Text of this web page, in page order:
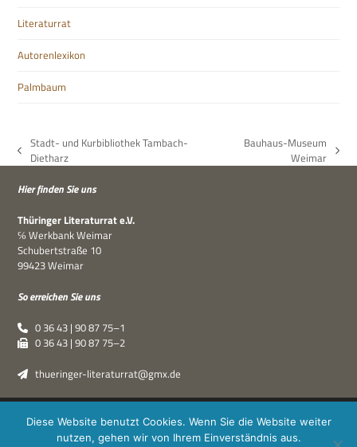
Literaturrat
Autorenlexikon
Palmbaum
vorheriger
Stadt- und Kurbibliothek Tambach-
Dietharz
Bauhaus-Museum
Weimar
Hier fin­den Sie uns
Thü­rin­ger Lite­ra­tur­rat e.V.
℅ Werk­bank Weimar
Schu­bert­straße 10
99423 Weimar
So errei­chen Sie uns
0 36 43 | 90 87 75–1
0 36 43 | 90 87 75–2
thueringer-literaturrat@gmx.de
Thüringer Literaturrat e.V. | © 2019–2026 ·XPDT : Marken &
Kommunikation|Impressum·Datenschutz
Diese Website benutzt Cookies. Wenn Sie die Website weiter
nutzen, gehen wir von Ihrem Einverständnis aus.